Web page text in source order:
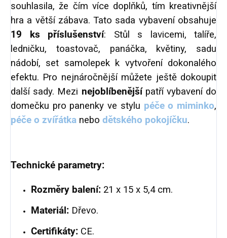
souhlasila, že čím více doplňků, tím kreativnější
hra a větší zábava. Tato sada vybavení obsahuje
19 ks příslušenství: Stůl s lavicemi, talíře,
ledničku, toastovač, panáčka, květiny, sadu
nádobí, set samolepek k vytvoření dokonalého
efektu. Pro nejnáročnější můžete ještě dokoupit
další sady. Mezi nejoblíbenějšípatří vybavení do
domečku pro panenky ve stylu péče o miminko,
péče o zvířátka nebo dětského pokojíčku.
Technické parametry:
Rozměry balení: 21 x 15 x 5,4 cm.
Materiál: Dřevo.
Certifikáty: CE.